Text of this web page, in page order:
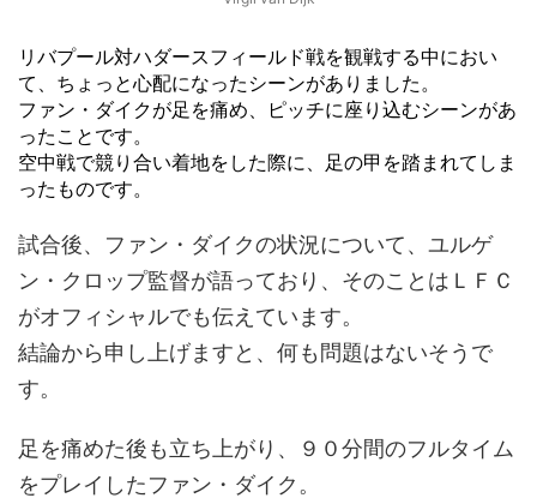
リバプール対ハダースフィールド戦を観戦する中におい
て、ちょっと心配になったシーンがありました。
ファン・ダイクが足を痛め、ピッチに座り込むシーンがあ
ったことです。
空中戦で競り合い着地をした際に、足の甲を踏まれてしま
ったものです。
試合後、ファン・ダイクの状況について、ユルゲ
ン・クロップ監督が語っており、そのことはＬＦＣ
がオフィシャルでも伝えています。
結論から申し上げますと、何も問題はないそうで
す。
足を痛めた後も立ち上がり、９０分間のフルタイム
をプレイしたファン・ダイク。